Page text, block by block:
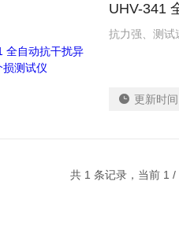
UHV-341
抗力强、测试
更新时间
共 1 条记录，当前